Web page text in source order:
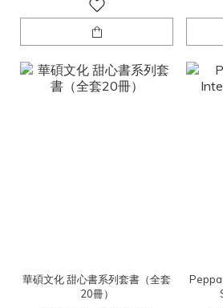
華碩文化 甜心書系列套書（全套
20冊）